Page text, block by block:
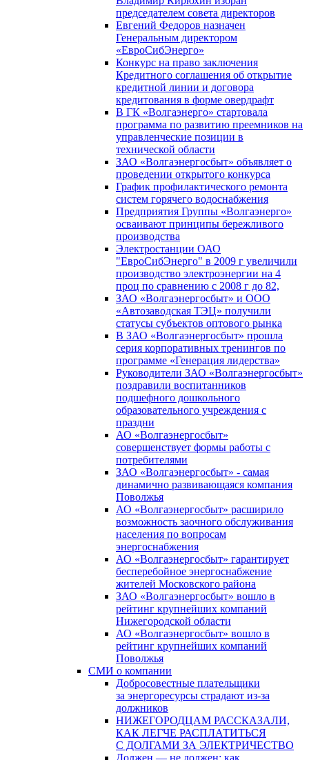
председателем совета директоров
Евгений Федоров назначен
Генеральным директором
«ЕвроСибЭнерго»
Конкурс на право заключения
Кредитного соглашения об открытие
кредитной линии и договора
кредитования в форме овердрафт
В ГК «Волгаэнерго» стартовала
программа по развитию преемников на
управленческие позиции в
технической области
ЗАО «Волгаэнергосбыт» объявляет о
проведении открытого конкурса
График профилактического ремонта
систем горячего водоснабжения
Предприятия Группы «Волгаэнерго»
осваивают принципы бережливого
производства
Электростанции ОАО
"ЕвроСибЭнерго" в 2009 г увеличили
производство электроэнергии на 4
проц по сравнению с 2008 г до 82,
ЗАО «Волгаэнергосбыт» и ООО
«Автозаводская ТЭЦ» получили
статусы субъектов оптового рынка
В ЗАО «Волгаэнергосбыт» прошла
серия корпоративных тренингов по
программе «Генерация лидерства»
Руководители ЗАО «Волгаэнергосбыт»
поздравили воспитанников
подшефного дошкольного
образовательного учреждения с
праздни
АО «Волгаэнергосбыт»
совершенствует формы работы с
потребителями
ЗАО «Волгаэнергосбыт» - самая
динамично развивающаяся компания
Поволжья
АО «Волгаэнергосбыт» расширило
возможность заочного обслуживания
населения по вопросам
энергоснабжения
АО «Волгаэнергосбыт» гарантирует
бесперебойное энергоснабжение
жителей Московского района
ЗАО «Волгаэнергосбыт» вошло в
рейтинг крупнейших компаний
Нижегородской области
АО «Волгаэнергосбыт» вошло в
рейтинг крупнейших компаний
Поволжья
СМИ о компании
Добросовестные плательщики
за энергоресурсы страдают из-за
должников
НИЖЕГОРОДЦАМ РАССКАЗАЛИ,
КАК ЛЕГЧЕ РАСПЛАТИТЬСЯ
С ДОЛГАМИ ЗА ЭЛЕКТРИЧЕСТВО